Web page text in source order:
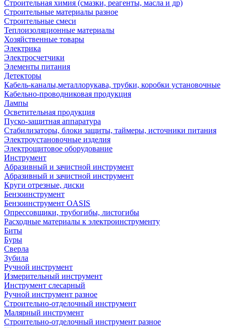
Строительная химия (смазки, реагенты, масла и др)
Строительные материалы разное
Строительные смеси
Теплоизоляционные материалы
Хозяйственные товары
Электрика
Электросчетчики
Элементы питания
Детекторы
Кабель-каналы,металлорукава, трубки, коробки установочные
Кабельно-проводниковая продукция
Лампы
Осветительная продукция
Пуско-защитная аппаратура
Стабилизаторы, блоки защиты, таймеры, источники питания
Электроустановочные изделия
Электрощитовое оборудование
Инструмент
Абразивный и зачистной инструмент
Абразивный и зачистной инструмент
Круги отрезные, диски
Бензоинструмент
Бензоинструмент OASIS
Опрессовщики, трубогибы, листогибы
Расходные материалы к электроинструменту
Биты
Буры
Сверла
Зубила
Ручной инструмент
Измерительный инструмент
Инструмент слесарный
Ручной инструмент разное
Строительно-отделочный инструмент
Малярный инструмент
Строительно-отделочный инструмент разное